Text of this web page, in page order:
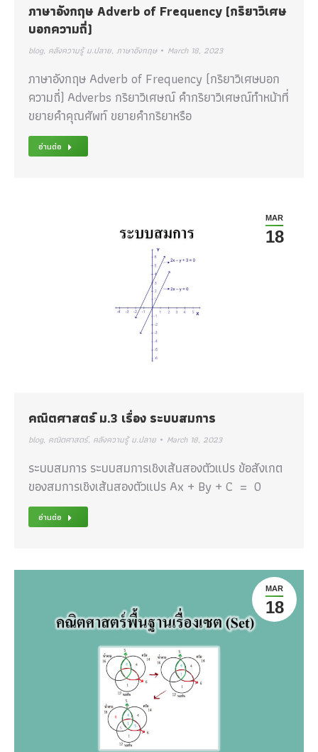
ภาษาอังกฤษ Adverb of Frequency (กริยาวิเศษ
บอกความถี่)
blog, คลังความรู้ ม.ปลาย, ภาษาอังกฤษ March 18, 2023
ภาษาอังกฤษ Adverb of Frequency (กริยาวิเศษบอก
ความถี่) Adverbs กริยาวิเศษณ์ คำกริยาวิเศษณ์ทำหน้าที่
ขยายคำคุณศัพท์ ขยายคำกริยาหรือ
อ่านต่อ
MAR
18
คณิตศาสตร์ ม.3 เรื่อง ระบบสมการ
blog, คณิตศาสตร์, คลังความรู้ ม.ปลาย March 18, 2023
ระบบสมการ ระบบสมการเชิงเส้นสองตัวแปร ข้อสังเกต
ของสมการเชิงเส้นสองตัวแปร Ax + By + C = 0
อ่านต่อ
MAR
18